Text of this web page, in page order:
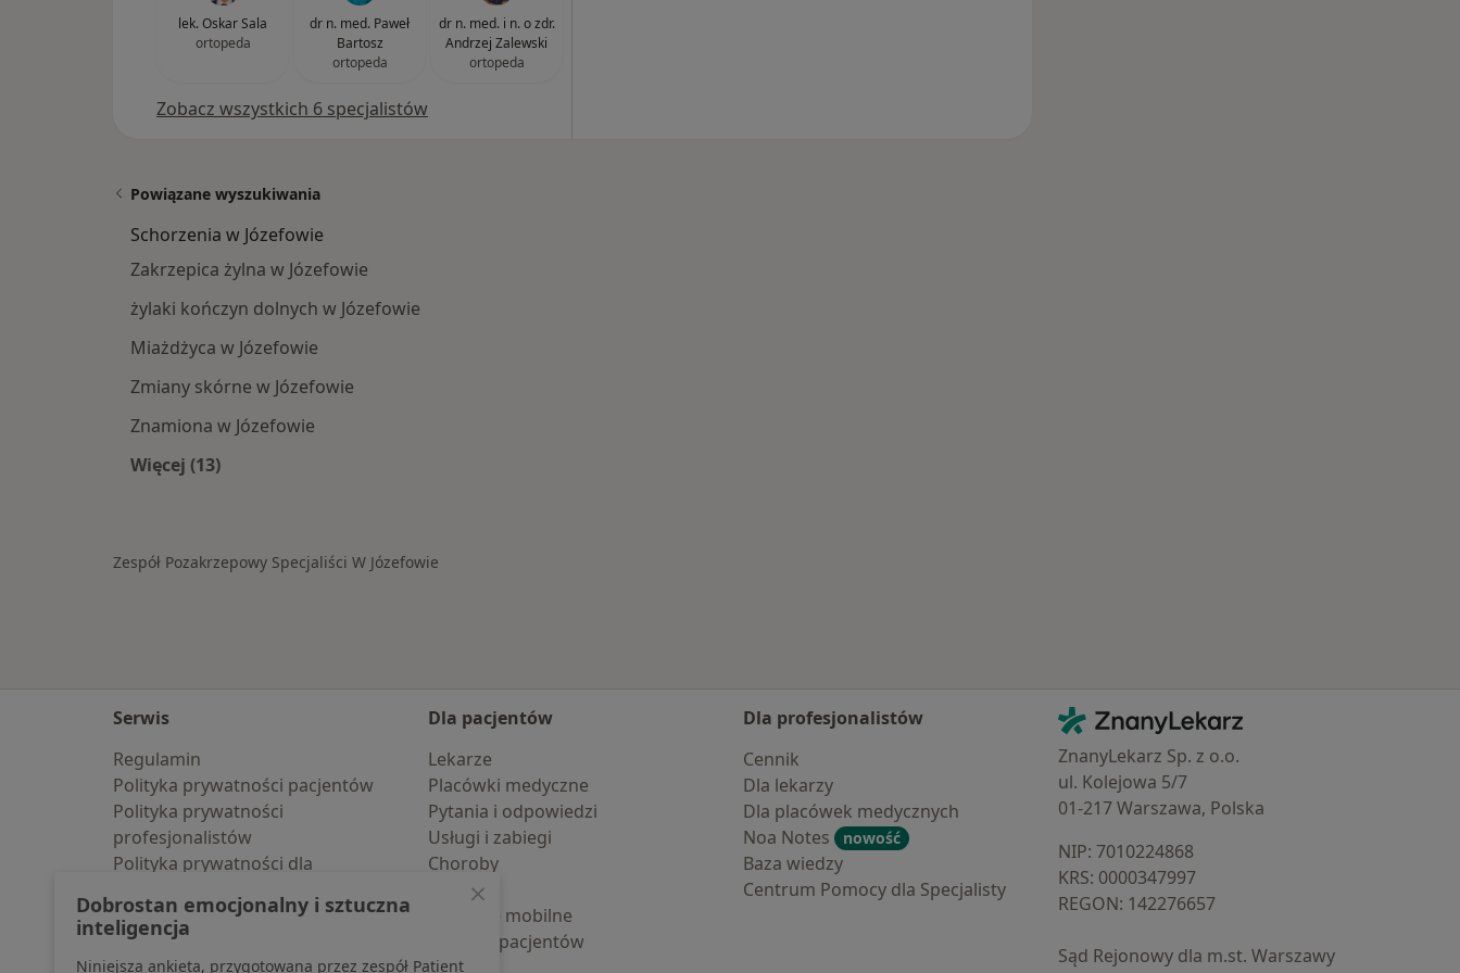
lek. Oskar Sala
ortopeda
dr n. med. Paweł
Bartosz
ortopeda
dr n. med. i n. o zdr.
Andrzej Zalewski
ortopeda
Zobacz wszystkich 6 specjalistów
Powiązane wyszukiwania
Schorzenia w Józefowie
Zakrzepica żylna w Józefowie
żylaki kończyn dolnych w Józefowie
Miażdżyca w Józefowie
Zmiany skórne w Józefowie
Znamiona w Józefowie
Więcej (13)
Zespół Pozakrzepowy Specjaliści W Józefowie
Serwis
Regulamin
Polityka prywatności pacjentów
Polityka prywatności
profesjonalistów
Polityka prywatności dla
pozyskaliśmy samodzielnie
Polityka cookies
Jak działają wyniki wyszukiwania
Dla pacjentów
Lekarze
Placówki medyczne
Pytania i odpowiedzi
Usługi i zabiegi
Choroby
Pomoc
Aplikacje mobilne
Blog dla pacjentów
Dla profesjonalistów
Cennik
Dla lekarzy
Dla placówek medycznych
Noa Notes
nowość
Baza wiedzy
Centrum Pomocy dla Specjalisty
Kontakt
ZnanyLekarz - Strona główna
ZnanyLekarz Sp. z o.o.
ul. Kolejowa 5/7
01-217 Warszawa, Polska
NIP: ⁠7010224868
KRS: ⁠0000347997
REGON: ⁠142276657
Sąd Rejonowy dla m.st. Warszawy
Dobrostan emocjonalny i sztuczna
inteligencja
Niniejsza ankieta, przygotowana przez zespół Patient